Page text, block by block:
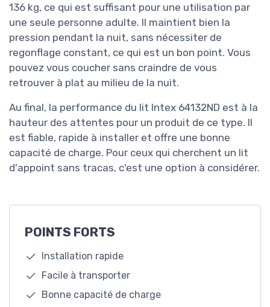
136 kg, ce qui est suffisant pour une utilisation par
une seule personne adulte. Il maintient bien la
pression pendant la nuit, sans nécessiter de
regonflage constant, ce qui est un bon point. Vous
pouvez vous coucher sans craindre de vous
retrouver à plat au milieu de la nuit.
Au final, la performance du lit Intex 64132ND est à la
hauteur des attentes pour un produit de ce type. Il
est fiable, rapide à installer et offre une bonne
capacité de charge. Pour ceux qui cherchent un lit
d'appoint sans tracas, c'est une option à considérer.
POINTS FORTS
Installation rapide
Facile à transporter
Bonne capacité de charge